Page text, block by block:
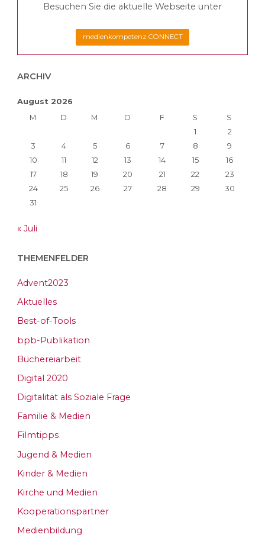
Besuchen Sie die aktuelle Webseite unter
medienkompetenz CONNECT
ARCHIV
August 2026
M
D M D F S
S
1
2
3
4 5 6 7 8
9
10
11 12 13 14 15
16
17
18 19 20 21 22
23
24
25 26 27 28 29
30
31
« Juli
THEMENFELDER
Advent2023
Aktuelles
Best-of-Tools
bpb-Publikation
Büchereiarbeit
Digital 2020
Digitalität als Soziale Frage
Familie & Medien
Filmtipps
Jugend & Medien
Kinder & Medien
Kirche und Medien
Kooperationspartner
Medienbildung